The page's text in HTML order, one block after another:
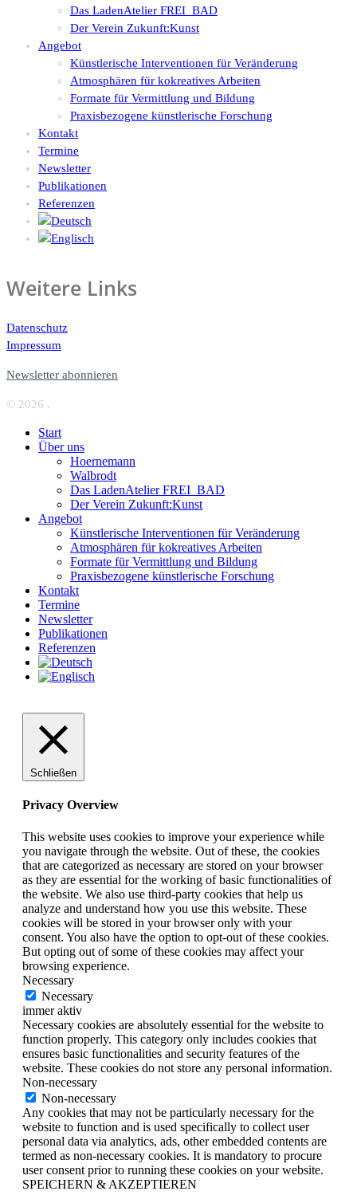
Das LadenAtelier FREI_BAD
Der Verein Zukunft:Kunst
Angebot
Künstlerische Interventionen für Veränderung
Atmosphären für kokreatives Arbeiten
Formate für Vermittlung und Bildung
Praxisbezogene künstlerische Forschung
Kontakt
Termine
Newsletter
Publikationen
Referenzen
Weitere Links
Datenschutz
Impressum
Newsletter abonnieren
© 2026 .
Start
Über uns
Hoernemann
Walbrodt
Das LadenAtelier FREI_BAD
Der Verein Zukunft:Kunst
Angebot
Künstlerische Interventionen für Veränderung
Atmosphären für kokreatives Arbeiten
Formate für Vermittlung und Bildung
Praxisbezogene künstlerische Forschung
Kontakt
Termine
Newsletter
Publikationen
Referenzen
Schließen
Privacy Overview
This website uses cookies to improve your experience while
you navigate through the website. Out of these, the cookies
that are categorized as necessary are stored on your browser
as they are essential for the working of basic functionalities of
the website. We also use third-party cookies that help us
analyze and understand how you use this website. These
cookies will be stored in your browser only with your
consent. You also have the option to opt-out of these cookies.
But opting out of some of these cookies may affect your
browsing experience.
Necessary
Necessary
immer aktiv
Necessary cookies are absolutely essential for the website to
function properly. This category only includes cookies that
ensures basic functionalities and security features of the
website. These cookies do not store any personal information.
Non-necessary
Non-necessary
Any cookies that may not be particularly necessary for the
website to function and is used specifically to collect user
personal data via analytics, ads, other embedded contents are
termed as non-necessary cookies. It is mandatory to procure
user consent prior to running these cookies on your website.
SPEICHERN & AKZEPTIEREN